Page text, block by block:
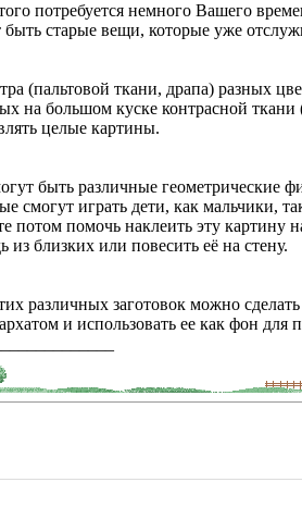
потребуется немного Вашего
быть старые вещи, которые уже
(пальтовой ткани, драпа) разных
на большом куске контрасной
целые картины.
быть различные геометрические
смогут играть дети, как мальчики,
потом помочь наклеить эту картину
из близких или повесить её на стену.
различных заготовок можно
и использовать ее как фон для